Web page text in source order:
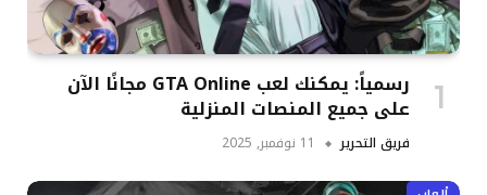
رسمياً: يمكنك لعب GTA Online مجانًا الآن
على جميع المنصات المنزلية
فريق التحرير 11 نوفمبر, 2025